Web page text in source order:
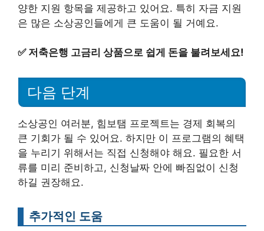
양한 지원 항목을 제공하고 있어요. 특히 자금 지원
은 많은 소상공인들에게 큰 도움이 될 거예요.
✅ 저축은행 고금리 상품으로 쉽게 돈을 불려보세요!
다음 단계
소상공인 여러분, 힘보탬 프로젝트는 경제 회복의
큰 기회가 될 수 있어요. 하지만 이 프로그램의 혜택
을 누리기 위해서는 직접 신청해야 해요. 필요한 서
류를 미리 준비하고, 신청날짜 안에 빠짐없이 신청
하길 권장해요.
추가적인 도움